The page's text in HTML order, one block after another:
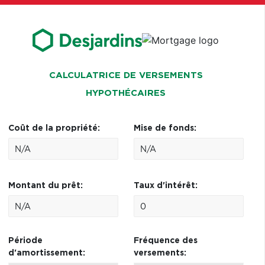
CALCULATRICE DE VERSEMENTS
HYPOTHÉCAIRES
Coût de la propriété: Mise de fonds:
Montant du prêt: Taux d'intérêt:
Période
d'amortissement:
Fréquence des
versements: